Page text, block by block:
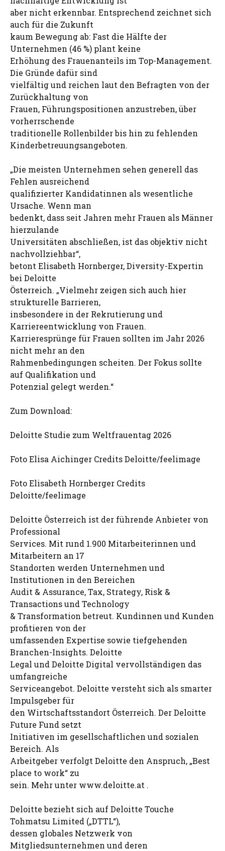
aber nicht erkennbar. Entsprechend zeichnet sich
auch für die Zukunft
kaum Bewegung ab: Fast die Hälfte der
Unternehmen (46 %) plant keine
Erhöhung des Frauenanteils im Top-Management.
Die Gründe dafür sind
vielfältig und reichen laut den Befragten von der
Zurückhaltung von
Frauen, Führungspositionen anzustreben, über
vorherrschende
traditionelle Rollenbilder bis hin zu fehlenden
Kinderbetreuungsangeboten.
„Die meisten Unternehmen sehen generell das
Fehlen ausreichend
qualifizierter Kandidatinnen als wesentliche
Ursache. Wenn man
bedenkt, dass seit Jahren mehr Frauen als Männer
hierzulande
Universitäten abschließen, ist das objektiv nicht
nachvollziehbar“,
betont Elisabeth Hornberger, Diversity-Expertin
bei Deloitte
Österreich. „Vielmehr zeigen sich auch hier
strukturelle Barrieren,
insbesondere in der Rekrutierung und
Karriereentwicklung von Frauen.
Karrieresprünge für Frauen sollten im Jahr 2026
nicht mehr an den
Rahmenbedingungen scheiten. Der Fokus sollte
auf Qualifikation und
Potenzial gelegt werden.“
Zum Download:
Deloitte Studie zum Weltfrauentag 2026
Foto Elisa Aichinger Credits Deloitte/feelimage
Foto Elisabeth Hornberger Credits
Deloitte/feelimage
Deloitte Österreich ist der führende Anbieter von
Professional
Services. Mit rund 1.900 Mitarbeiterinnen und
Mitarbeitern an 17
Standorten werden Unternehmen und
Institutionen in den Bereichen
Audit & Assurance, Tax, Strategy, Risk &
Transactions und Technology
& Transformation betreut. Kundinnen und Kunden
profitieren von der
umfassenden Expertise sowie tiefgehenden
Branchen-Insights. Deloitte
Legal und Deloitte Digital vervollständigen das
umfangreiche
Serviceangebot. Deloitte versteht sich als smarter
Impulsgeber für
den Wirtschaftsstandort Österreich. Der Deloitte
Future Fund setzt
Initiativen im gesellschaftlichen und sozialen
Bereich. Als
Arbeitgeber verfolgt Deloitte den Anspruch, „Best
place to work“ zu
sein. Mehr unter www.deloitte.at .
Deloitte bezieht sich auf Deloitte Touche
Tohmatsu Limited („DTTL“),
dessen globales Netzwerk von
Mitgliedsunternehmen und deren